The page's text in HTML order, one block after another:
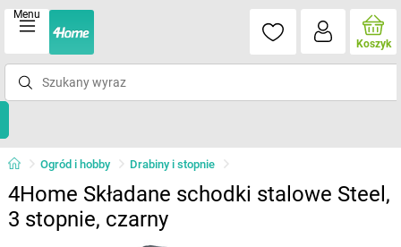
Menu
Koszyk
Ogród i hobby Drabiny i stopnie
4Home Składane schodki stalowe Steel,
3 stopnie, czarny